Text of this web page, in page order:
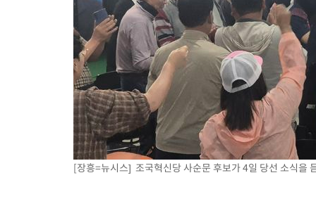
로 임시 배치해 산단 조기 착공"
포항스틸야드 관중석 천장 석재 낙하…K리그 전구장 긴급 점검
[속보]'전장연 시위' 1호선 용산역 상행선 무정차 통과 종료
[속보]코스닥 지수 5%대 급등에 '매수 사이드카' 발동
[속보]원·달러 환율, 오전 9시 1410.3원
[속보]코스닥, 8.85포인트(1.11%) 오른 807.66 개장
[속보]코스피, 47.56포인트(0.76%) 오른 6306.33 개장
[장흥=뉴시스] 조국혁신당 사순문 후보가 4일 당선 소식을